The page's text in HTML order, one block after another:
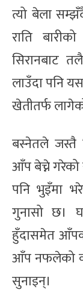
त्यो बेला
राति
सिरानबाट
लाउँदा पनि
खेतीतर्फ
बस्नेतले जस्तै
आँप बेच्ने
पनि भुइँमा
गुनासो छ।
हुँदासमेत
आँप नफलेको
सुनाइन्।